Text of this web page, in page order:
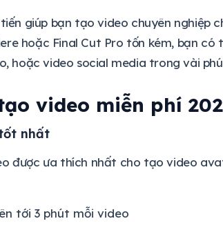
giúp bạn tạo video chuyên nghiệp
hoặc Final Cut Pro tốn kém, bạn
hoặc video social media trong vài
video miễn phí
nhất
được ưa thích nhất cho tạo video
tới 3 phút mỗi video